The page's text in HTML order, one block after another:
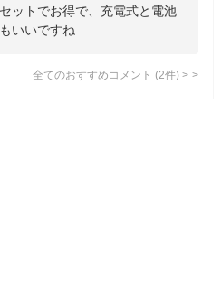
ットでお得で、充電式と電池
いいですね
全てのおすすめコメント (2件) >